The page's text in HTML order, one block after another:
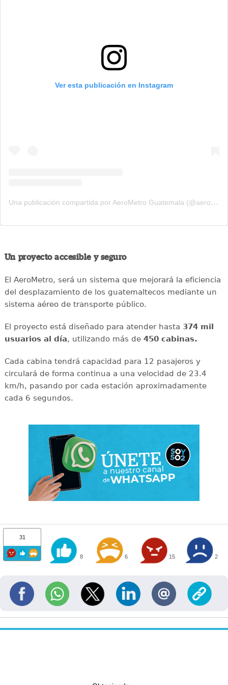
Ver esta publicación en Instagram
Una publicación compartida por AeroMetro Guatemala (@aerometrogt)
Un proyecto accesible y seguro
El AeroMetro, será un sistema que mejorará la eficiencia
del desplazamiento de los guatemaltecos mediante un
sistema aéreo de transporte público.
El proyecto está diseñado para atender hasta 374 mil
usuarios al día, utilizando más de 450 cabinas.
Cada cabina tendrá capacidad para 12 pasajeros y
circulará de forma continua a una velocidad de 23.4
km/h, pasando por cada estación aproximadamente
cada 6 segundos.
31
8 6 15 2